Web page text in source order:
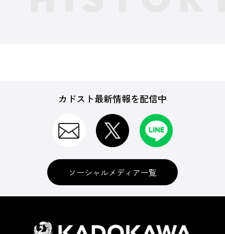
カドスト最新情報を配信中
ソーシャルメディア一覧